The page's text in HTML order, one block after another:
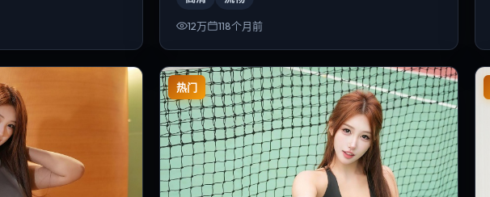
12万 118个月前
热门